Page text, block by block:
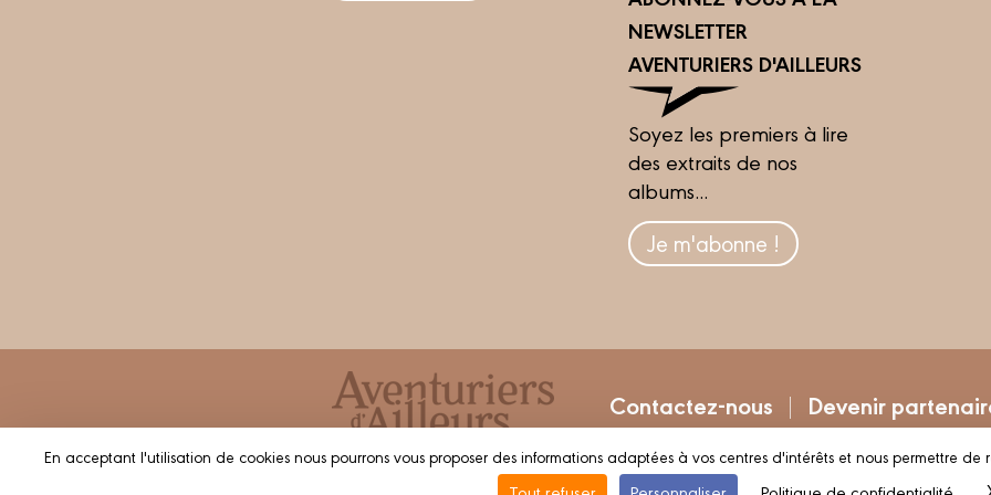
NEWSLETTER
AVENTURIERS D'AILLEURS
Soyez les premiers à lire
des extraits de nos
albums...
Je m'abonne !
Contactez-nous Devenir
En acceptant l'utilisation de cookies nous pourrons vous proposer des informations adaptées à vos centres d'intérêts et nous permettre